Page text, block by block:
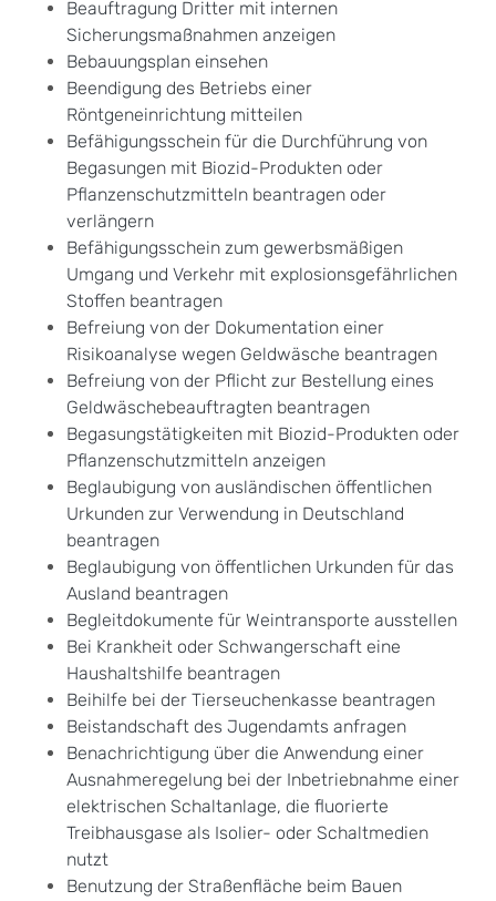
Beauftragung Dritter mit internen
Sicherungsmaßnahmen anzeigen
Bebauungsplan einsehen
Beendigung des Betriebs einer
Röntgeneinrichtung mitteilen
Befähigungsschein für die Durchführung von
Begasungen mit Biozid-Produkten oder
Pflanzenschutzmitteln beantragen oder
verlängern
Befähigungsschein zum gewerbsmäßigen
Umgang und Verkehr mit explosionsgefährlichen
Stoffen beantragen
Befreiung von der Dokumentation einer
Risikoanalyse wegen Geldwäsche beantragen
Befreiung von der Pflicht zur Bestellung eines
Geldwäschebeauftragten beantragen
Begasungstätigkeiten mit Biozid-Produkten oder
Pflanzenschutzmitteln anzeigen
Beglaubigung von ausländischen öffentlichen
Urkunden zur Verwendung in Deutschland
beantragen
Beglaubigung von öffentlichen Urkunden für das
Ausland beantragen
Begleitdokumente für Weintransporte ausstellen
Bei Krankheit oder Schwangerschaft eine
Haushaltshilfe beantragen
Beihilfe bei der Tierseuchenkasse beantragen
Beistandschaft des Jugendamts anfragen
Benachrichtigung über die Anwendung einer
Ausnahmeregelung bei der Inbetriebnahme einer
elektrischen Schaltanlage, die fluorierte
Treibhausgase als Isolier- oder Schaltmedien
nutzt
Benutzung der Straßenfläche beim Bauen